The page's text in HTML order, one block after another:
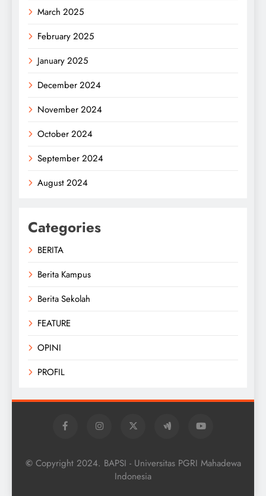
March 2025
February 2025
January 2025
December 2024
November 2024
October 2024
September 2024
August 2024
Categories
BERITA
Berita Kampus
Berita Sekolah
FEATURE
OPINI
PROFIL
© Copyright 2024. BAPSI - Universitas PGRI Mahadewa
Indonesia